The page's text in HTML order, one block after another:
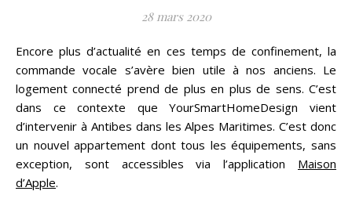
28 mars 2020
Encore plus d’actualité en ces temps de confinement, la
commande vocale s’avère bien utile à nos anciens. Le
logement connecté prend de plus en plus de sens. C’est
dans ce contexte que YourSmartHomeDesign vient
d’intervenir à Antibes dans les Alpes Maritimes. C’est donc
un nouvel appartement dont tous les équipements, sans
exception, sont accessibles via l’application Maison
d’Apple.